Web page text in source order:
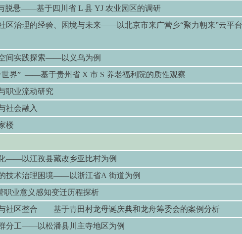
脱悬——基于四川省 L 县 YJ 农业园区的调研
区治理的经验、困境与未来——以北京市来广营乡“聚力朝来”云平台
间实践探索——以义乌为例
世界” ——基于贵州省 X 市 S 养老福利院的质性观察
职业流动研究
社会融入
楼
——以江孜县藏改乡亚比村为例
技术治理困境——以浙江省A 街道为例
职业意义感知变迁历程探析
社区整合——基于青田村龙母诞庆典和龙舟筹委会的案例分析
分工——以松潘县川主寺地区为例